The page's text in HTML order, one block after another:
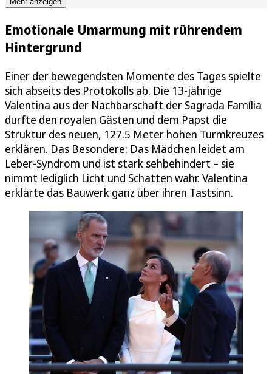
Emotionale Umarmung mit rührendem
Hintergrund
Einer der bewegendsten Momente des Tages spielte
sich abseits des Protokolls ab. Die 13-jährige
Valentina aus der Nachbarschaft der Sagrada Família
durfte den royalen Gästen und dem Papst die
Struktur des neuen, 127.5 Meter hohen Turmkreuzes
erklären. Das Besondere: Das Mädchen leidet am
Leber-Syndrom und ist stark sehbehindert – sie
nimmt lediglich Licht und Schatten wahr. Valentina
erklärte das Bauwerk ganz über ihren Tastsinn.